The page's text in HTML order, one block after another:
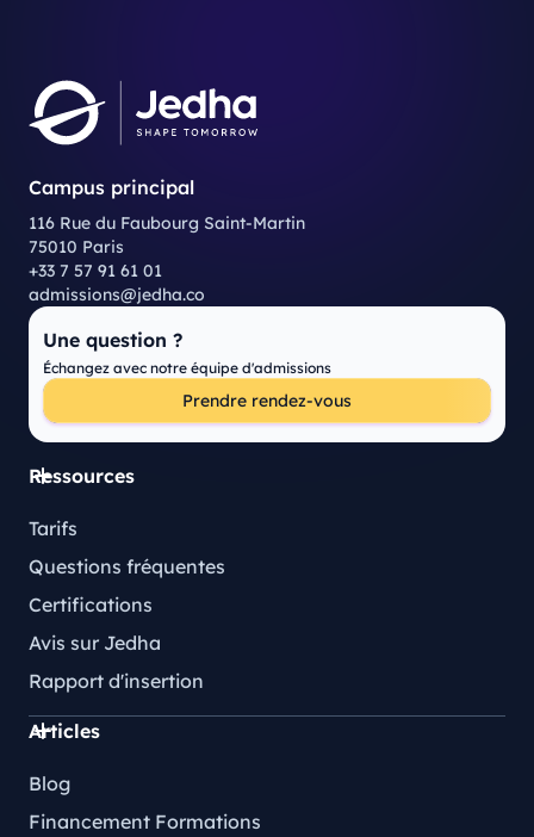
Campus principal
116 Rue du Faubourg Saint-Martin
75010 Paris
+33 7 57 91 61 01
admissions@jedha.co
Une question ?
Échangez avec notre équipe d'admissions
Prendre rendez-vous
Ressources
Tarifs
Questions fréquentes
Certifications
Avis sur Jedha
Rapport d'insertion
Articles
Blog
Financement Formations